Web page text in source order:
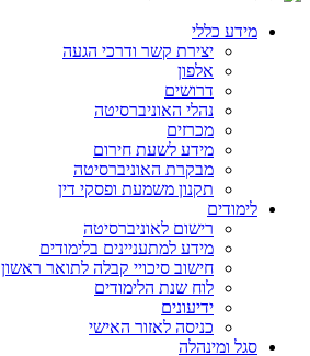
מידע כללי
יצירת קשר ודרכי הגעה
אלפון
דרושים
נהלי האוניברסיטה
מכרזים
מידע לשעת חירום
מבקרת האוניברסיטה
תקנון משמעת ופסקי דין
לימודים
רישום לאוניברסיטה
מידע למתעניינים בלימודים
חישוב סיכויי קבלה לתואר ראשון
לוח שנת הלימודים
ידיעונים
כניסה לאזור האישי
סגל ומינהלה